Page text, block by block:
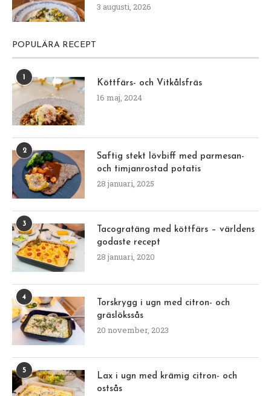
3 augusti, 2026
POPULÄRA RECEPT
Köttfärs- och Vitkålsfräs
16 maj, 2024
2
Saftig stekt lövbiff med parmesan-
och timjanrostad potatis
28 januari, 2025
3
Tacogratäng med köttfärs – världens
godaste recept
28 januari, 2020
4
Torskrygg i ugn med citron- och
gräslökssås
20 november, 2023
5
Lax i ugn med krämig citron- och
ostsås